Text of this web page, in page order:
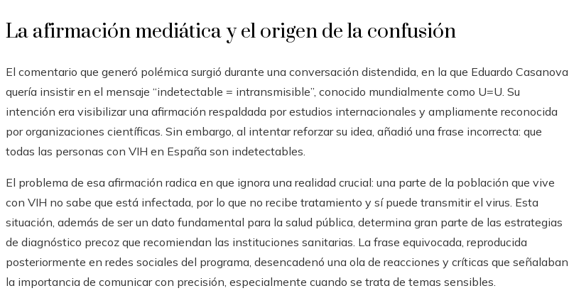
La afirmación mediática y el origen de la confusión
El comentario que generó polémica surgió durante una conversación distendida, en la que Eduardo Casanova
quería insistir en el mensaje “indetectable = intransmisible”, conocido mundialmente como U=U. Su
intención era visibilizar una afirmación respaldada por estudios internacionales y ampliamente reconocida
por organizaciones científicas. Sin embargo, al intentar reforzar su idea, añadió una frase incorrecta: que
todas las personas con VIH en España son indetectables.
El problema de esa afirmación radica en que ignora una realidad crucial: una parte de la población que vive
con VIH no sabe que está infectada, por lo que no recibe tratamiento y sí puede transmitir el virus. Esta
situación, además de ser un dato fundamental para la salud pública, determina gran parte de las estrategias
de diagnóstico precoz que recomiendan las instituciones sanitarias. La frase equivocada, reproducida
posteriormente en redes sociales del programa, desencadenó una ola de reacciones y críticas que señalaban
la importancia de comunicar con precisión, especialmente cuando se trata de temas sensibles.